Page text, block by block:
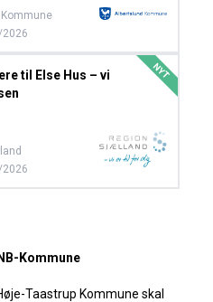
NYT
til Else Hus – vi
Kommune
Taastrup Kommune skal